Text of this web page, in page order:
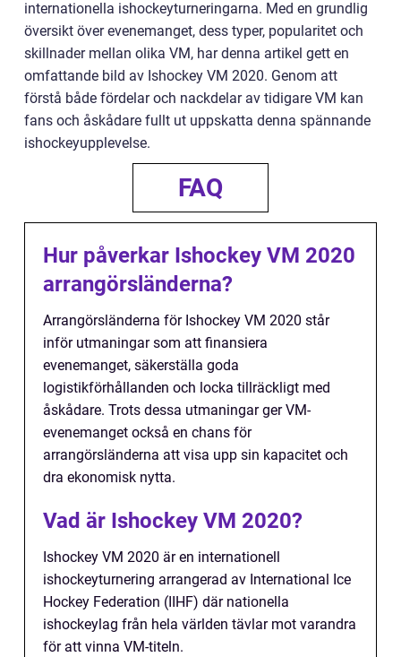
internationella ishockeyturneringarna. Med en grundlig
översikt över evenemanget, dess typer, popularitet och
skillnader mellan olika VM, har denna artikel gett en
omfattande bild av Ishockey VM 2020. Genom att
förstå både fördelar och nackdelar av tidigare VM kan
fans och åskådare fullt ut uppskatta denna spännande
ishockeyupplevelse.
FAQ
Hur påverkar Ishockey VM 2020
arrangörsländerna?
Arrangörsländerna för Ishockey VM 2020 står
inför utmaningar som att finansiera
evenemanget, säkerställa goda
logistikförhållanden och locka tillräckligt med
åskådare. Trots dessa utmaningar ger VM-
evenemanget också en chans för
arrangörsländerna att visa upp sin kapacitet och
dra ekonomisk nytta.
Vad är Ishockey VM 2020?
Ishockey VM 2020 är en internationell
ishockeyturnering arrangerad av International Ice
Hockey Federation (IIHF) där nationella
ishockeylag från hela världen tävlar mot varandra
för att vinna VM-titeln.